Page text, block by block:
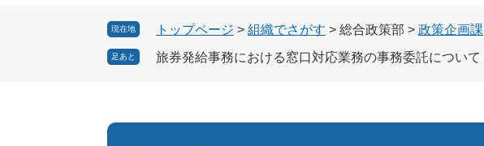
現在地 トップページ > 組織でさがす > 総合政策部 > 政策企画課
足あと 旅券発給事務における窓口対応業務の事務委託について